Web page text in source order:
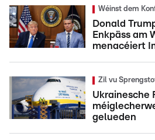
Wéinst dem
Donald
Enkpäss am
menacéiert
Zil vu
Ukrainesche
gelueden